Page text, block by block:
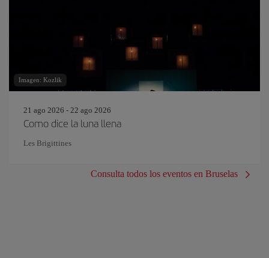
Imagen: Kozlik
21 ago 2026 - 22 ago 2026
Como dice la luna llena
Les Brigittines
Consulta todos los eventos en Bruselas